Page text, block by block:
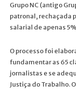
Grupo NC (antigo
patronal, rechaçada
salarial de apenas
O processo foi
fundamentar as 65
jornalistas e se
Justiça do Trabalho.